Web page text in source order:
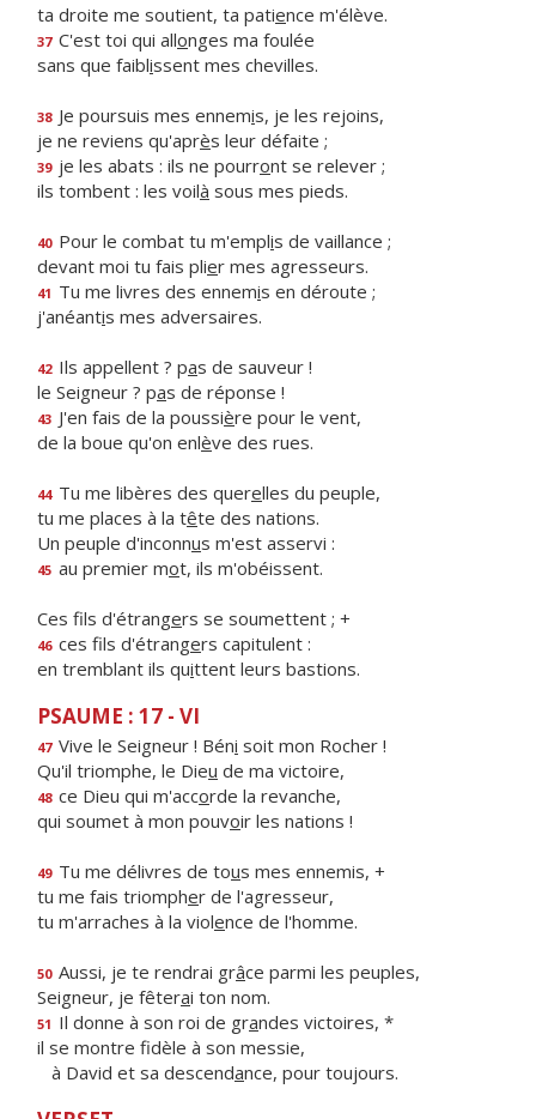
ta droite me soutient, ta patience m'élève.
37 C'est toi qui allonges ma foulée
sans que faiblissent mes chevilles.
38 Je poursuis mes ennemis, je les rejoins,
je ne reviens qu'après leur défaite ;
39 je les abats : ils ne pourront se relever ;
ils tombent : les voilà sous mes pieds.
40 Pour le combat tu m'emplis de vaillance ;
devant moi tu fais plier mes agresseurs.
41 Tu me livres des ennemis en déroute ;
j'anéantis mes adversaires.
42 Ils appellent ? pas de sauveur !
le Seigneur ? pas de réponse !
43 J'en fais de la poussière pour le vent,
de la boue qu'on enlève des rues.
44 Tu me libères des querelles du peuple,
tu me places à la tête des nations.
Un peuple d'inconnus m'est asservi :
45 au premier mot, ils m'obéissent.
Ces fils d'étrangers se soumettent ; +
46 ces fils d'étrangers capitulent :
en tremblant ils quittent leurs bastions.
PSAUME : 17 - VI
47 Vive le Seigneur ! Béni soit mon Rocher !
Qu'il triomphe, le Dieu de ma victoire,
48 ce Dieu qui m'accorde la revanche,
qui soumet à mon pouvoir les nations !
49 Tu me délivres de tous mes ennemis, +
tu me fais triompher de l'agresseur,
tu m'arraches à la violence de l'homme.
50 Aussi, je te rendrai grâce parmi les peuples,
Seigneur, je fêterai ton nom.
51 Il donne à son roi de grandes victoires, *
il se montre fidèle à son messie,
à David et sa descendance, pour toujours.